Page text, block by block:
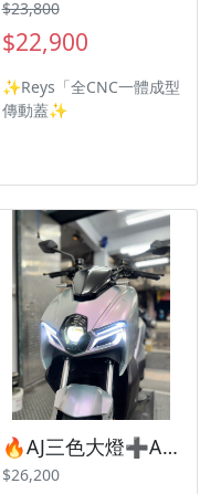
$23,800
$22,900
✨Reys「全CNC一體成型
傳動蓋✨
🔥AJ三色大燈➕AJ日行燈大套餐🔥
$26,200